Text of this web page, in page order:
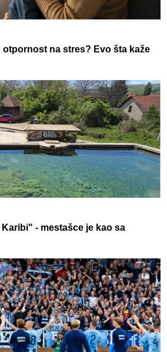
otpornost na stres? Evo šta kaže
- mestašce je kao sa